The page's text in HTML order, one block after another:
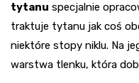
tytanu specjalnie
traktuje tytanu jak coś
niektóre stopy niklu. Na
warstwa tlenku, która